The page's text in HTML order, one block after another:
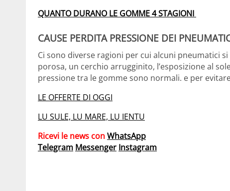
QUANTO DURANO LE GOMME 4 STAGIONI
CAUSE PERDITA PRESSIONE DEI
Ci sono diverse ragioni per cui alcuni pneumatici
porosa, un cerchio arrugginito, l’esposizione al
pressione tra le gomme sono normali. e per
LE OFFERTE DI OGGI
LU SULE, LU MARE, LU IENTU
Ricevi le news conWhatsApp
Telegram Messenger Instagram